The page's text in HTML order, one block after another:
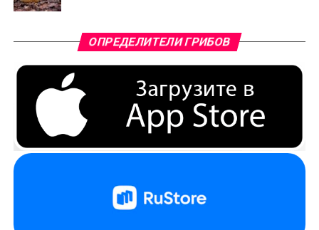
ОПРЕДЕЛИТЕЛИ ГРИБОВ